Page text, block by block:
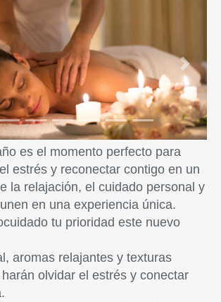
Next
es el momento perfecto para
estrés y reconectar contigo en un
la relajación, el cuidado personal y
en una experiencia única.
tu prioridad este nuevo
aromas relajantes y texturas
olvidar el estrés y conectar